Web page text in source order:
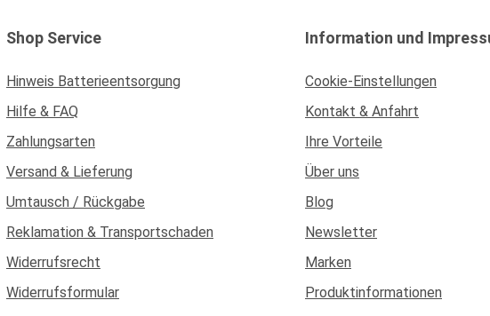
Shop Service
Hinweis Batterieentsorgung
Hilfe & FAQ
Zahlungsarten
Versand & Lieferung
Umtausch / Rückgabe
Reklamation & Transportschaden
Widerrufsrecht
Widerrufsformular
Information und
Cookie-Einstellungen
Kontakt & Anfahrt
Ihre Vorteile
Über uns
Blog
Newsletter
Marken
Produktinformationen